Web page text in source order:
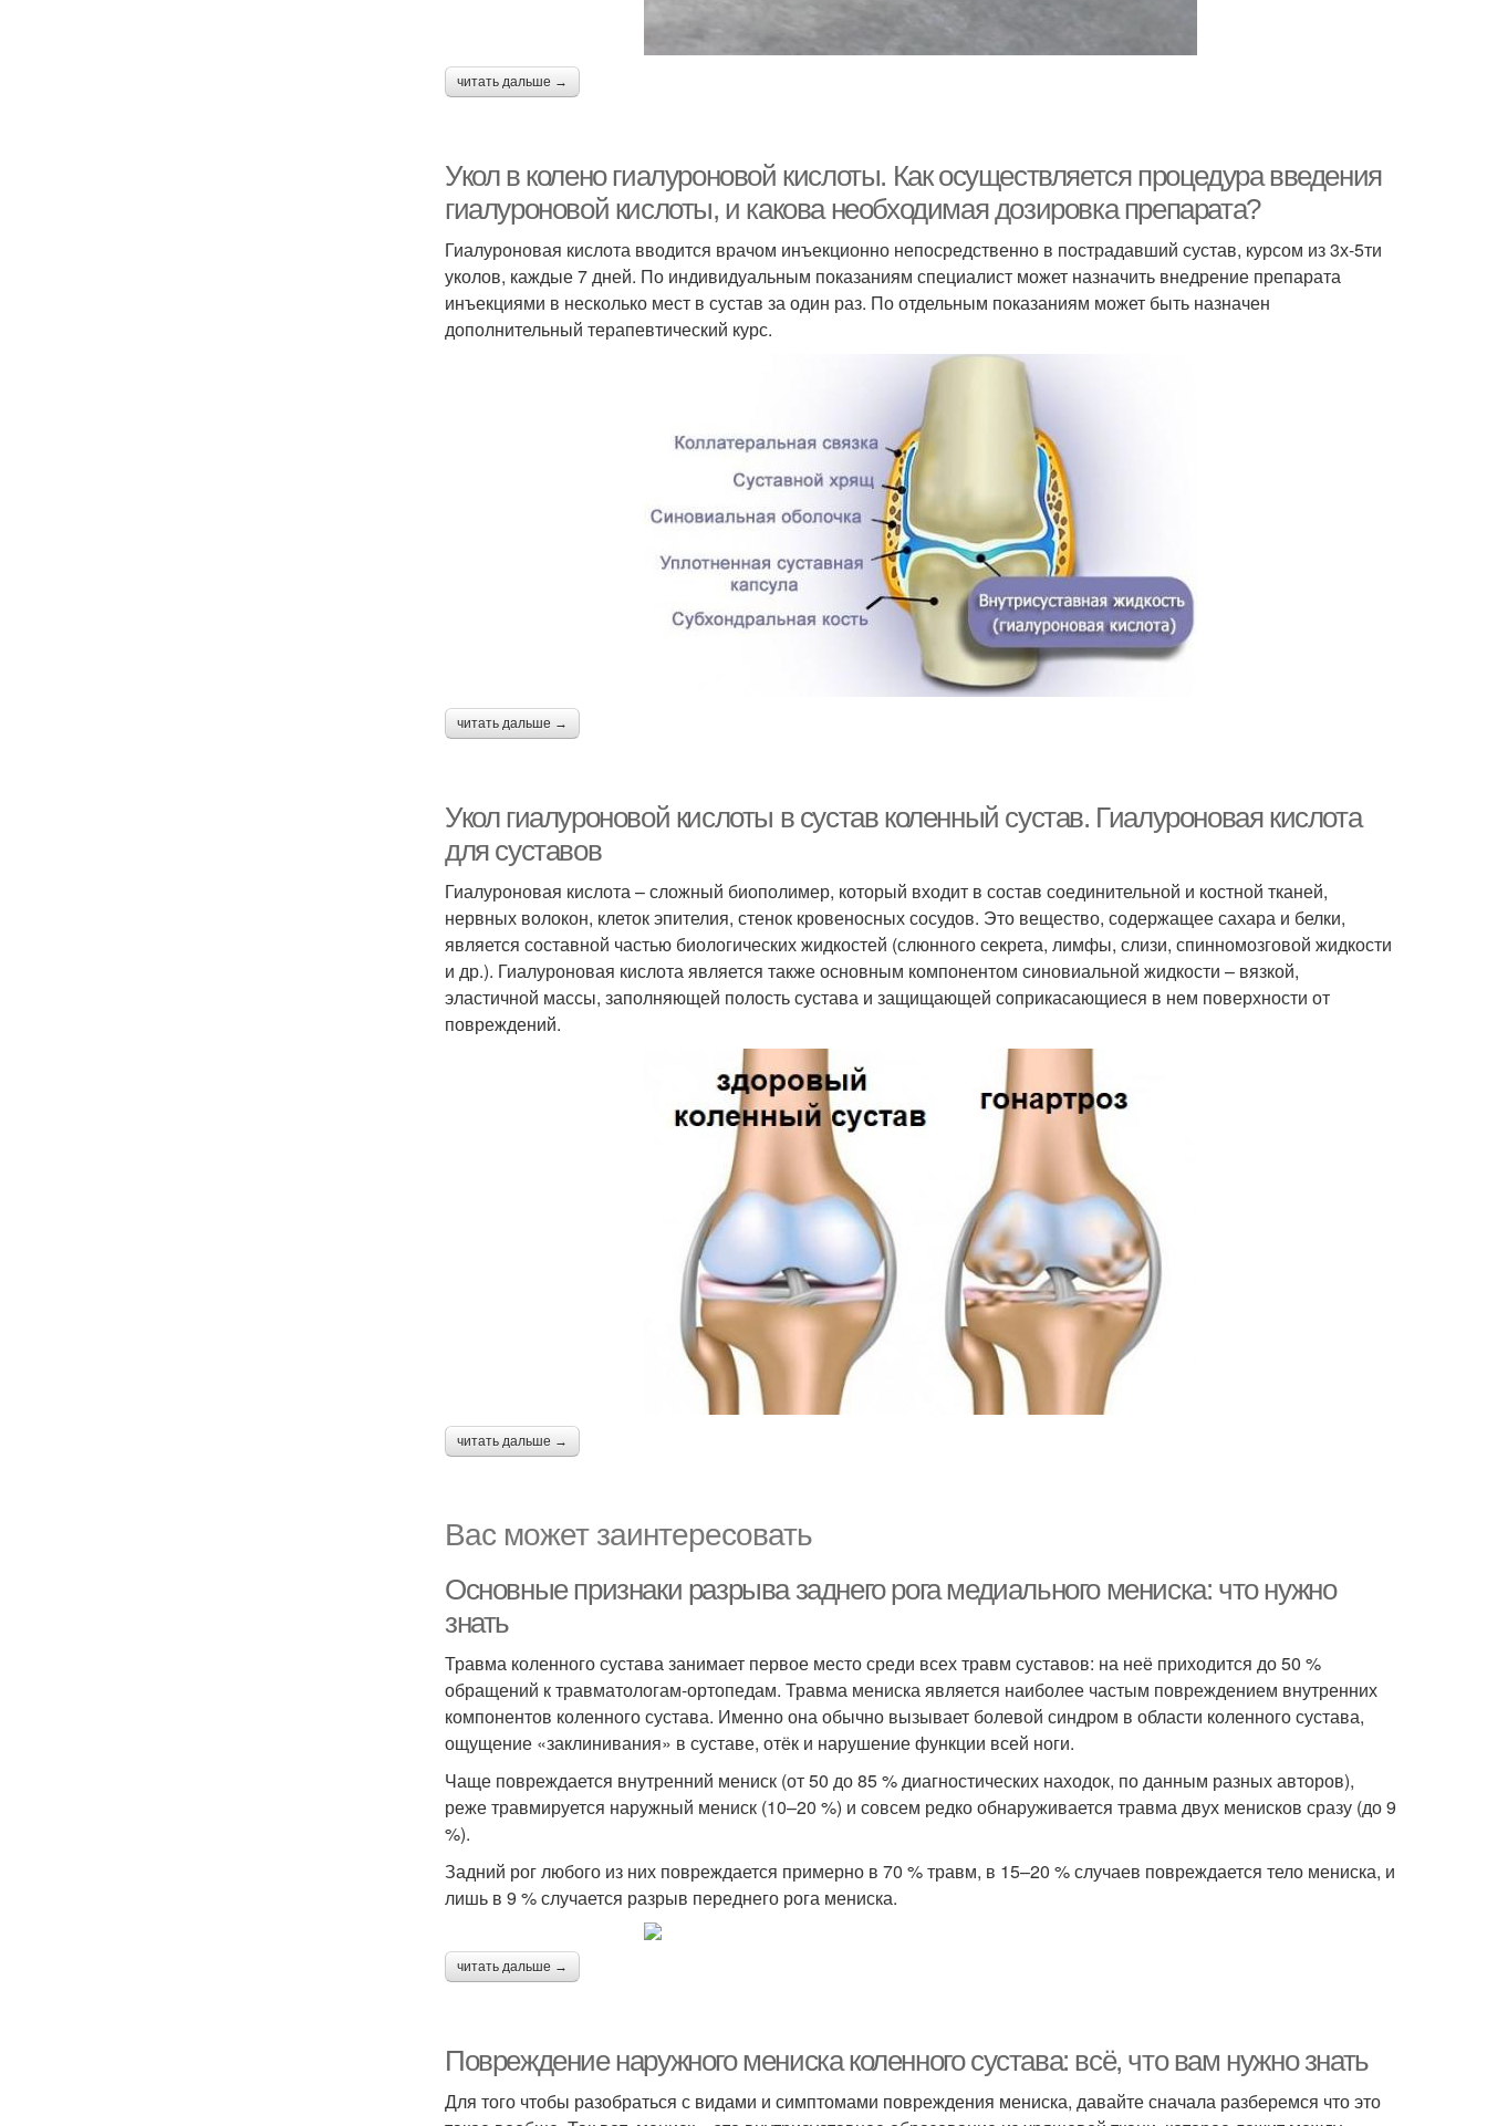
читать дальше →
Укол в колено гиалуроновой кислоты. Как осуществляется процедура введения
гиалуроновой кислоты, и какова необходимая дозировка препарата?
Гиалуроновая кислота вводится врачом инъекционно непосредственно в пострадавший сустав, курсом из 3х-5ти
уколов, каждые 7 дней. По индивидуальным показаниям специалист может назначить внедрение препарата
инъекциями в несколько мест в сустав за один раз. По отдельным показаниям может быть назначен
дополнительный терапевтический курс.
читать дальше →
Укол гиалуроновой кислоты в сустав коленный сустав. Гиалуроновая кислота
для суставов
Гиалуроновая кислота – сложный биополимер, который входит в состав соединительной и костной тканей,
нервных волокон, клеток эпителия, стенок кровеносных сосудов. Это вещество, содержащее сахара и белки,
является составной частью биологических жидкостей (слюнного секрета, лимфы, слизи, спинномозговой жидкости
и др.). Гиалуроновая кислота является также основным компонентом синовиальной жидкости – вязкой,
эластичной массы, заполняющей полость сустава и защищающей соприкасающиеся в нем поверхности от
повреждений.
читать дальше →
Вас может заинтересовать
Основные признаки разрыва заднего рога медиального мениска: что нужно
знать
Травма коленного сустава занимает первое место среди всех травм суставов: на неё приходится до 50 %
обращений к травматологам-ортопедам. Травма мениска является наиболее частым повреждением внутренних
компонентов коленного сустава. Именно она обычно вызывает болевой синдром в области коленного сустава,
ощущение «заклинивания» в суставе, отёк и нарушение функции всей ноги.
Чаще повреждается внутренний мениск (от 50 до 85 % диагностических находок, по данным разных авторов),
реже травмируется наружный мениск (10–20 %) и совсем редко обнаруживается травма двух менисков сразу (до 9
%).
Задний рог любого из них повреждается примерно в 70 % травм, в 15–20 % случаев повреждается тело мениска, и
лишь в 9 % случается разрыв переднего рога мениска.
читать дальше →
Повреждение наружного мениска коленного сустава: всё, что вам нужно знать
Для того чтобы разобраться с видами и симптомами повреждения мениска, давайте сначала разберемся что это